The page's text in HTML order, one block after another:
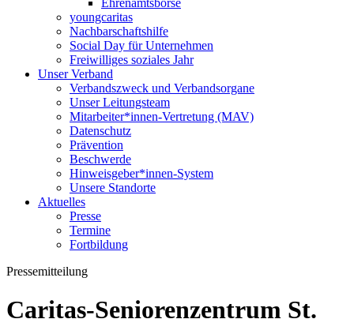
youngcaritas
Nachbarschaftshilfe
Social Day für Unternehmen
Freiwilliges soziales Jahr
Unser Verband
Verbandszweck und Verbandsorgane
Unser Leitungsteam
Mitarbeiter*innen-Vertretung (MAV)
Datenschutz
Prävention
Beschwerde
Hinweisgeber*innen-System
Unsere Standorte
Aktuelles
Presse
Termine
Fortbildung
Pressemitteilung
Caritas-Seniorenzentrum St.